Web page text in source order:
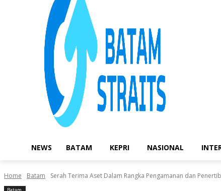
NEWS BATAM KEPRI NASIONAL
Home Batam Serah Terima Aset Dalam Rangka Pengamanan dan